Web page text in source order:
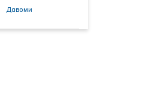
ўтказиладиган
Давоми